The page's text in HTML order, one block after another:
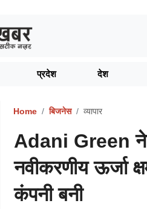
प्रदेश देश
Home बिजनेस व्यापार
Adani Green ने
नवीकरणीय ऊर्जा
कंपनी बनी